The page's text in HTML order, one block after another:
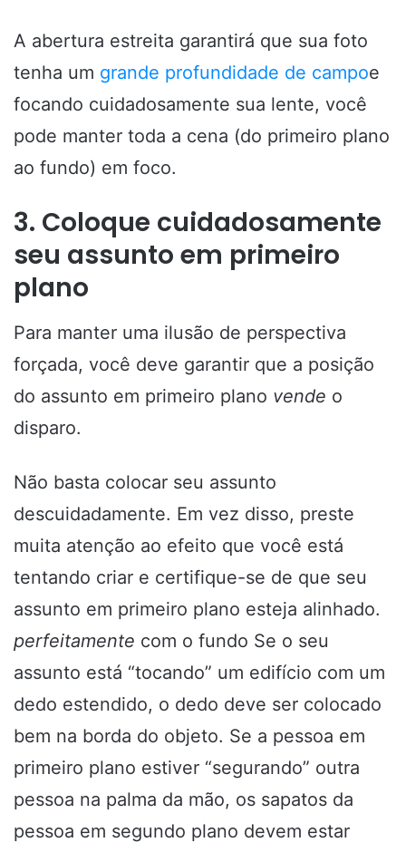
A abertura estreita garantirá que sua foto
tenha um grande profundidade de campoe
focando cuidadosamente sua lente, você
pode manter toda a cena (do primeiro plano
ao fundo) em foco.
3. Coloque cuidadosamente
seu assunto em primeiro
plano
Para manter uma ilusão de perspectiva
forçada, você deve garantir que a posição
do assunto em primeiro plano vende o
disparo.
Não basta colocar seu assunto
descuidadamente. Em vez disso, preste
muita atenção ao efeito que você está
tentando criar e certifique-se de que seu
assunto em primeiro plano esteja alinhado.
perfeitamente com o fundo Se o seu
assunto está “tocando” um edifício com um
dedo estendido, o dedo deve ser colocado
bem na borda do objeto. Se a pessoa em
primeiro plano estiver “segurando” outra
pessoa na palma da mão, os sapatos da
pessoa em segundo plano devem estar